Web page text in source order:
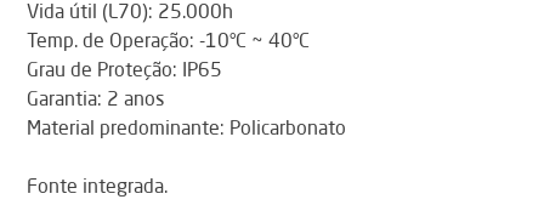
Vida útil (L70): 25.000h
Temp. de Operação: -10°C ~ 40°C
Grau de Proteção: IP65
Garantia: 2 anos
Material predominante: Policarbonato
Fonte integrada.